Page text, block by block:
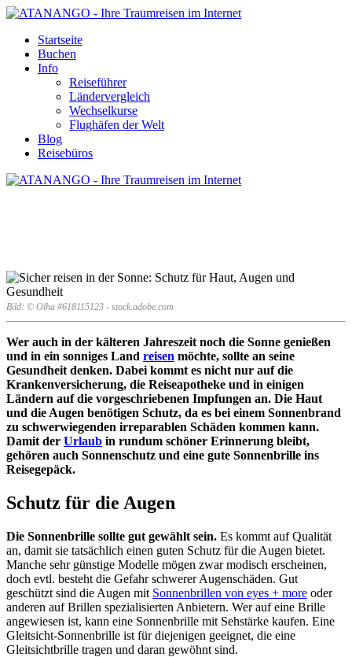
Startseite
Buchen
Info
Reiseführer
Ländervergleich
Wechselkurse
Flughäfen der Welt
Blog
Reisebüros
Bild: © Olha #618115123 - stock.adobe.com
Wer auch in der kälteren Jahreszeit noch die Sonne genießen
und in ein sonniges Land reisen möchte, sollte an seine
Gesundheit denken. Dabei kommt es nicht nur auf die
Krankenversicherung, die Reiseapotheke und in einigen
Ländern auf die vorgeschriebenen Impfungen an. Die Haut
und die Augen benötigen Schutz, da es bei einem Sonnenbrand
zu schwerwiegenden irreparablen Schäden kommen kann.
Damit der Urlaub in rundum schöner Erinnerung bleibt,
gehören auch Sonnenschutz und eine gute Sonnenbrille ins
Reisegepäck.
Schutz für die Augen
Die Sonnenbrille sollte gut gewählt sein. Es kommt auf Qualität
an, damit sie tatsächlich einen guten Schutz für die Augen bietet.
Manche sehr günstige Modelle mögen zwar modisch erscheinen,
doch evtl. besteht die Gefahr schwerer Augenschäden. Gut
geschützt sind die Augen mit Sonnenbrillen von eyes + more oder
anderen auf Brillen spezialisierten Anbietern. Wer auf eine Brille
angewiesen ist, kann eine Sonnenbrille mit Sehstärke kaufen. Eine
Gleitsicht-Sonnenbrille ist für diejenigen geeignet, die eine
Gleitsichtbrille tragen und daran gewöhnt sind.